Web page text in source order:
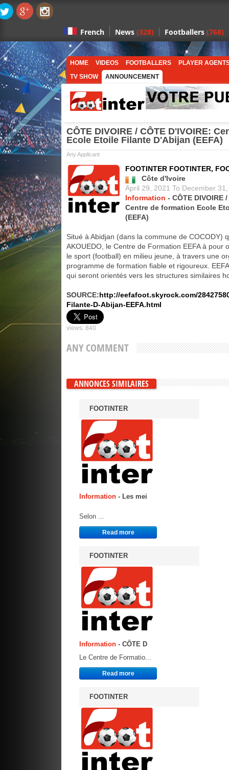
French News (328) Footballers (768)
HOME VIDEOS FOOTBALLERS
PLAYER
TV SHOW
ANNOUNCEMENT
CÔTE DIVOIRE / CÔTE D'IVOIRE:
Ecole Etoile Filante D'Abijan (EEFA)
Any Applicant
FOOTINTER FOOTINTER,
Côte d'Ivoire
April 29, 2021 To December
Information - CÔTE DIVOIRE
Centre de formation Ecole
(EEFA)
Situé à Abidjan (dans la commune de COCODY)
AKOUEDO, le Centre de Formation EEFA à pour
le sport (football) en milieu jeune, à travers une
programme de formation fiable et rigoureux.
qui seront orientés vers les structures similaires
SOURCE:http://eefafoot.skyrock.com/
Filante-D-Abijan-EEFA.html
views: 840
ANY COMMENT
ANNONCES SIMILAIRES
FOOTINTER
Information - Les mei
Selon ...
Read more
FOOTINTER
Information - CÔTE D
Le Centre de Formatio...
Read more
FOOTINTER